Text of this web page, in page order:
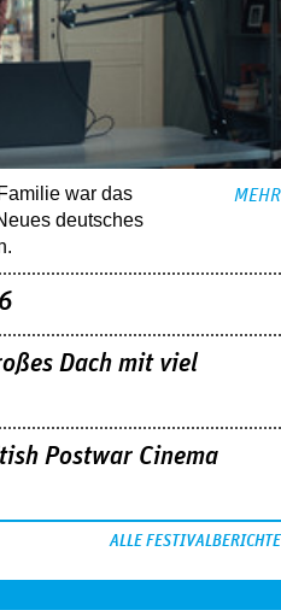
war das
deutsches
MEHR
Dach mit viel
Postwar Cinema
ALLE FESTIVALBERICHTE